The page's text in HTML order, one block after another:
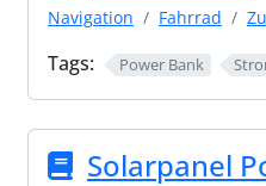
Navigation Fahrrad
Tags: Power Bank
Solarpanel